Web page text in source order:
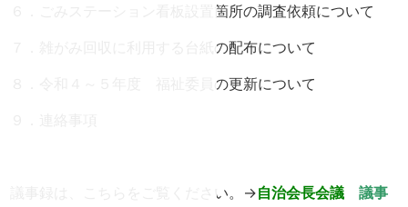
６．ごみステーション看板設置箇所の調査依頼について
７．雑がみ回収に利用する台紙の配布について
８．令和４～５年度 福祉委員の更新について
議事録は、こちらをご覧ください。→自治会長会議
議事